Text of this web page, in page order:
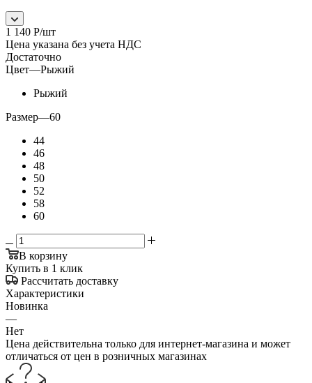
1 140 Р/шт
Цена указана без учета НДС
Достаточно
Цвет—Рыжий
Рыжий
Размер—60
44
46
48
50
52
58
60
В корзину
Купить в 1 клик
Рассчитать доставку
Характеристики
Новинка
—
Нет
Цена действительна только для интернет-магазина и может
отличаться от цен в розничных магазинах